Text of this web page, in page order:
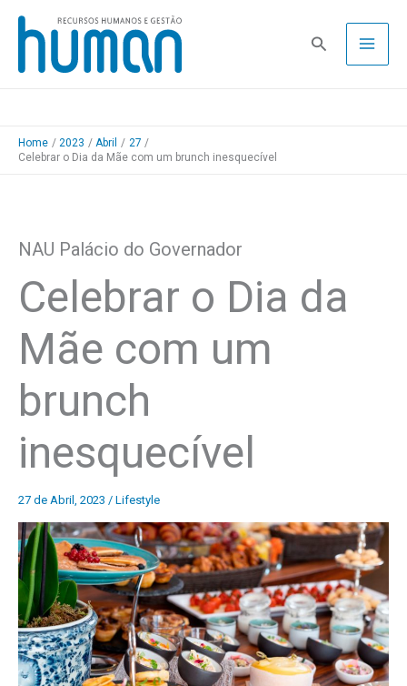
Skip
content
Pesquisa
Home 2023 Abril
27
Celebrar o Dia da Mãe com um brunch inesquecível
NAU Palácio do Governador
Celebrar o Dia da
Mãe com um
brunch
inesquecível
27 de Abril, 2023 / Lifestyle